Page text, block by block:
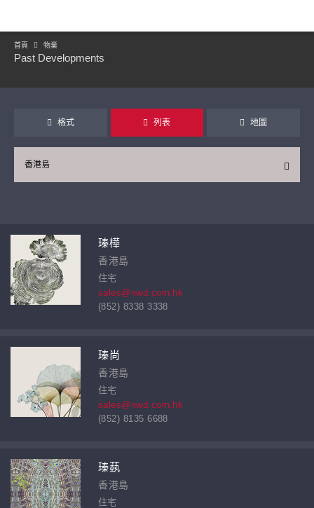
首頁 物業
Past Developments
格式 列表 地圖
香港島
瑧樺
香港島
住宅
sales@nwd.com.hk
(852) 8338 3338
瑧尚
香港島
住宅
sales@nwd.com.hk
(852) 8135 6688
瑧蓺
香港島
住宅